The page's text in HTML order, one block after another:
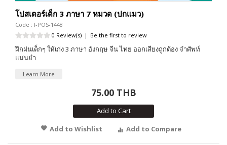
โปสเตอร์เด็ก 3 ภาษา 7 หมวด (ปกแมว)
Code : I-POS-1448
0 Review(s) | Be the first to review
ฝึกฝนเด็กๆ ให้เก่ง 3 ภาษา อังกฤษ จีน ไทย ออกเสียงถูกต้อง จำศัพท์
แม่นยำ
Learn More
75.00 THB
Add to Cart
Add to Wishlist
Add to Compare